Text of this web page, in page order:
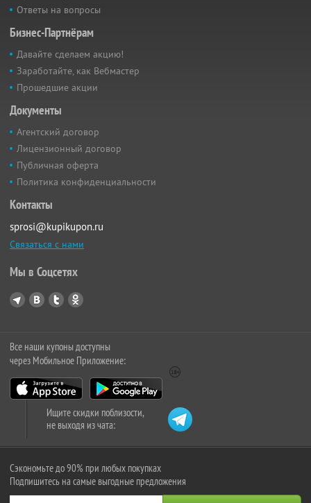
Ответы на вопросы
Бизнес-Партнёрам
Давайте сделаем акцию!
Заработайте, как Вебмастер
Прошедшие акции
Документы
Агентский договор
Лицензионный договор
Публичная оферта
Политика конфиденциальности
Контакты
sprosi@kupikupon.ru
Связаться с нами
Мы в Соцсетях
Все наши купоны доступны
через Мобильное Приложение:
Ищите скидки поблизости,
не выходя из чата:
Сэкономьте до 90% при любых покупках
Подпишитесь на самые выгодные предложения